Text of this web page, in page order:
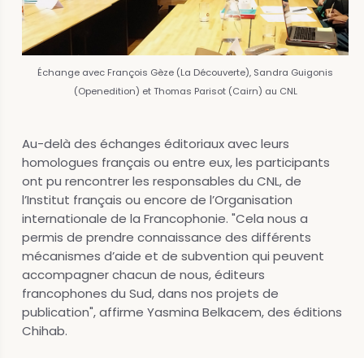
Échange avec François Gèze (La Découverte), Sandra Guigonis
(Openedition) et Thomas Parisot (Cairn) au CNL
Au-delà des échanges éditoriaux avec leurs
homologues français ou entre eux, les participants
ont pu rencontrer les responsables du CNL, de
l’Institut français ou encore de l’Organisation
internationale de la Francophonie. "Cela nous a
permis de prendre connaissance des différents
mécanismes d’aide et de subvention qui peuvent
accompagner chacun de nous, éditeurs
francophones du Sud, dans nos projets de
publication", affirme Yasmina Belkacem, des éditions
Chihab.